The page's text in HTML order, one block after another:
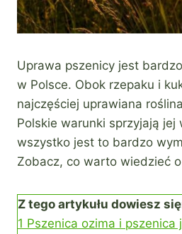
Uprawa pszenicy jest
w Polsce. Obok rzepaku i
najczęściej uprawiana
Polskie warunki sprzyjają
wszystko jest to bardzo
Zobacz, co warto wiedzieć
Z tego artykułu dowiesz
1 Pszenica ozima i pszenica